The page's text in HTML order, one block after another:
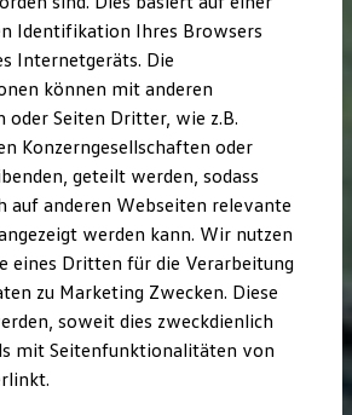
für Privatkunden
für Gewerbekunden
und Ladekabel
Kosten der Elektrofahrzeuge
für Privatkunden
für Gewerbekunden
Fahren
Buzz
Beratung
& Ratgeber
Identifikation Ihres Browsers
Internetgeräts. Die
können mit anderen
oder Seiten Dritter, wie z.B.
Konzerngesellschaften oder
geteilt werden, sodass
auf anderen Webseiten relevante
werden kann. Wir nutzen
eines Dritten für die Verarbeitung
zu Marketing Zwecken. Diese
soweit dies zweckdienlich
mit Seitenfunktionalitäten von